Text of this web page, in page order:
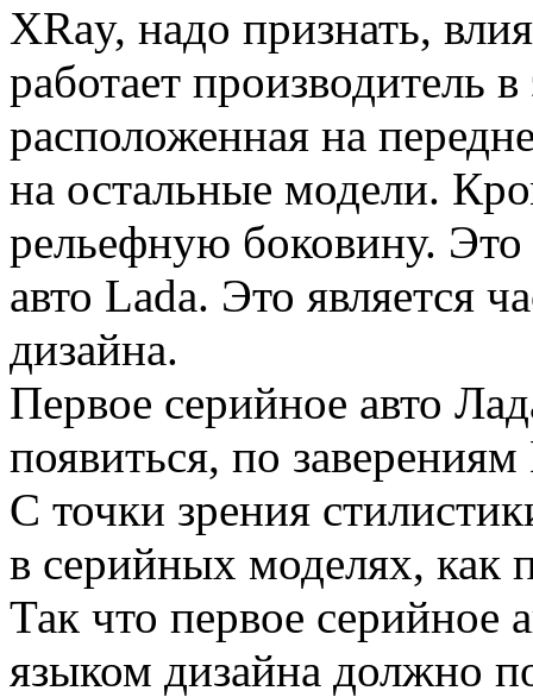
XRay, надо признать,
работает производитель
расположенная на
на остальные модели.
рельефную боковину.
авто Lada. Это является
дизайна.
Первое серийное авто
появиться, по
С точки зрения
в серийных моделях, как
Так что первое
языком дизайна должно